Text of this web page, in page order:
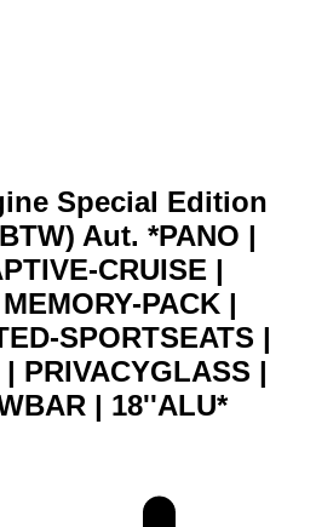
Special Edition
Aut. *PANO |
CRUISE |
PACK |
SPORTSEATS |
PRIVACYGLASS |
| 18''ALU*